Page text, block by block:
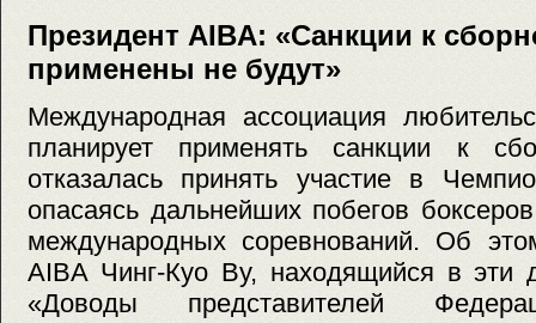
Президент AIBA: «Санкции к
применены не будут»
Международная ассоциация
планирует применять санкции к
отказалась принять участие в
опасаясь дальнейших побегов
международных соревнований. Об
AIBA Чинг-Куо Ву, находящийся в эти
«Доводы представителей